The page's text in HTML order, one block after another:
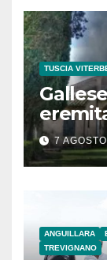
TUSCIA
secolo
7
ANGUILLARA
TREVIGNANO